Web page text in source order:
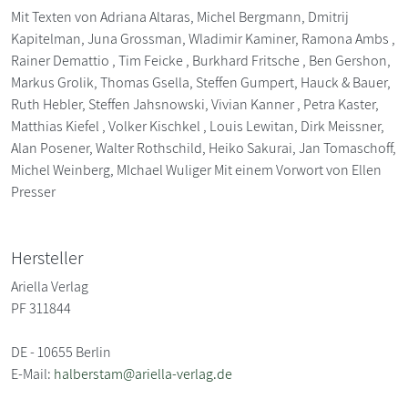
Mit Texten von Adriana Altaras, Michel Bergmann, Dmitrij
Kapitelman, Juna Grossman, Wladimir Kaminer, Ramona Ambs ,
Rainer Demattio , Tim Feicke , Burkhard Fritsche , Ben Gershon,
Markus Grolik, Thomas Gsella, Steffen Gumpert, Hauck & Bauer,
Ruth Hebler, Steffen Jahsnowski, Vivian Kanner , Petra Kaster,
Matthias Kiefel , Volker Kischkel , Louis Lewitan, Dirk Meissner,
Alan Posener, Walter Rothschild, Heiko Sakurai, Jan Tomaschoff,
Michel Weinberg, MIchael Wuliger Mit einem Vorwort von Ellen
Presser
Hersteller
Ariella Verlag
PF 311844
DE - 10655 Berlin
E-Mail: halberstam@ariella-verlag.de